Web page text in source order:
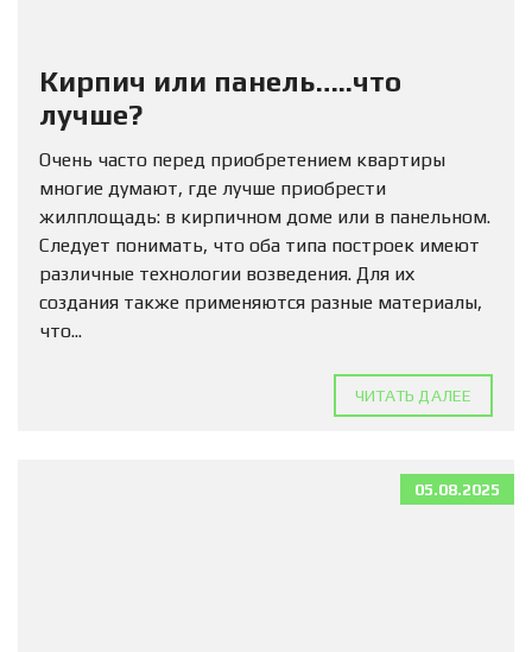
Кирпич или панель…..что
лучше?
Очень часто перед приобретением квартиры
многие думают, где лучше приобрести
жилплощадь: в кирпичном доме или в панельном.
Следует понимать, что оба типа построек имеют
различные технологии возведения. Для их
создания также применяются разные материалы,
что...
ЧИТАТЬ ДАЛЕЕ
05.08.2025